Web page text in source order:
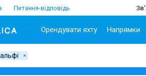
Питання-відповідь
Орендувати яхту Напрямки